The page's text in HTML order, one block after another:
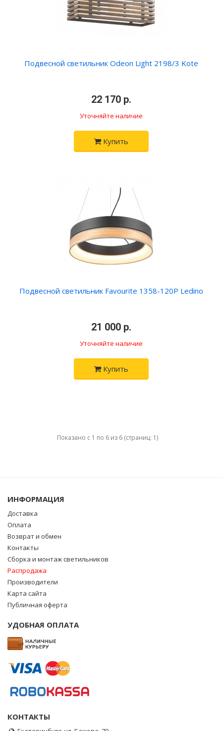
Подвесной светильник Odeon Light 2198/3 Kote
22 170 р.
Уточняйте наличие
Купить
Подвесной светильник Favourite 1358-120P Ledino
21 000 р.
Уточняйте наличие
Купить
Показано с 1 по 6 из 6 (страниц: 1)
ИНФОРМАЦИЯ
Доставка
Оплата
Возврат и обмен
Контакты
Сборка и монтаж светильников
Распродажа
Производители
Карта сайта
Публичная оферта
УДОБНАЯ ОПЛАТА
КОНТАКТЫ